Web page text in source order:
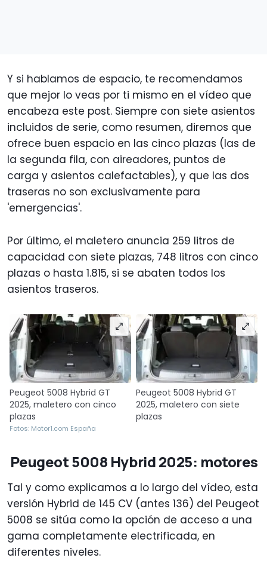
Y si hablamos de espacio, te recomendamos
que mejor lo veas por ti mismo en el vídeo que
encabeza este post. Siempre con siete asientos
incluidos de serie, como resumen, diremos que
ofrece buen espacio en las cinco plazas (las de
la segunda fila, con aireadores, puntos de
carga y asientos calefactables), y que las dos
traseras no son exclusivamente para
'emergencias'.
Por último, el maletero anuncia 259 litros de
capacidad con siete plazas, 748 litros con cinco
plazas o hasta 1.815, si se abaten todos los
asientos traseros.
Peugeot 5008 Hybrid GT
2025, maletero con cinco
plazas
Fotos: Motor1.com España
Peugeot 5008 Hybrid GT
2025, maletero con siete
plazas
Peugeot 5008 Hybrid 2025: motores
Tal y como explicamos a lo largo del vídeo, esta
versión Hybrid de 145 CV (antes 136) del Peugeot
5008 se sitúa como la opción de acceso a una
gama completamente electrificada, en
diferentes niveles.